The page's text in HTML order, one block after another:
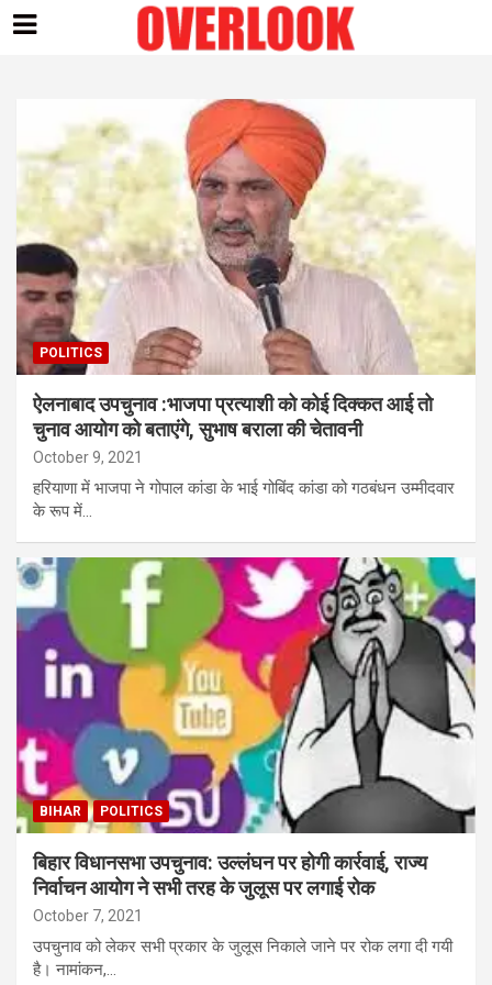
POLITICS
ऐलनाबाद उपचुनाव :भाजपा प्रत्याशी को कोई दिक्कत आई तो
चुनाव आयोग को बताएंगे, सुभाष बराला की चेतावनी
October 9, 2021
हरियाणा में भाजपा ने गोपाल कांडा के भाई गोबिंद कांडा को गठबंधन उम्मीदवार
के रूप में…
BIHAR POLITICS
बिहार विधानसभा उपचुनाव: उल्लंघन पर होगी कार्रवाई, राज्य
निर्वाचन आयोग ने सभी तरह के जुलूस पर लगाई रोक
October 7, 2021
उपचुनाव को लेकर सभी प्रकार के जुलूस निकाले जाने पर रोक लगा दी गयी
है। नामांकन,…